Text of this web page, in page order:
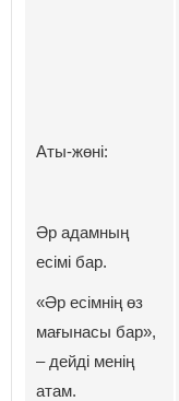
Аты-жөні:
Әр адамның
есімі бар.
«Әр есімнің өз
мағынасы бар»,
– дейді менің
атам.